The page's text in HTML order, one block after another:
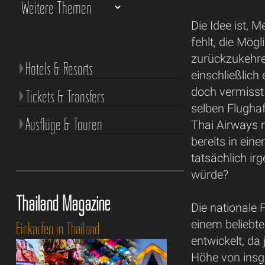
Die Idee ist,
fehlt, die
einschließlich
doch
selben
Thai Airways
bereits in
tatsächlich
würde?
Die nationale
einem
entwickelt,
Höhe von
Hotels & Resorts
Tickets & Transfers
Ausflüge & Touren
Thailand Magazine
Einkaufen in Thailand